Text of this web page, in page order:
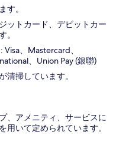
す。
ットカード、デビットカー
。
、Mastercard、
、Union Pay (銀聯)
清掃しています。
、アメニティ、サービスに
用いて定められています。